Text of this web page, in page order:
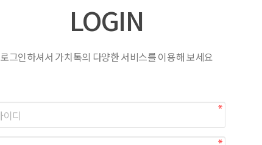
LOGIN
로그인하셔서 가치톡의 다양한 서비스를 이용해 보세요